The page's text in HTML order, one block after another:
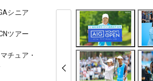
シニア
ツアー
チュア・